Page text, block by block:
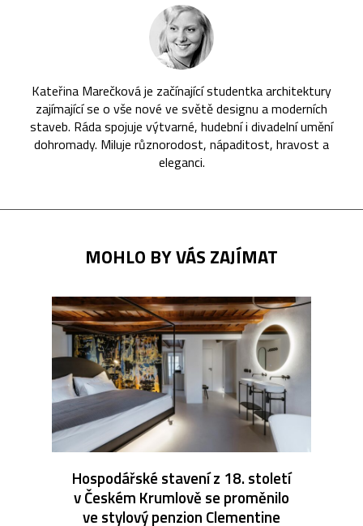
Kateřina Marečková je začínající studentka architektury
zajímající se o vše nové ve světě designu a moderních
staveb. Ráda spojuje výtvarné, hudební i divadelní umění
dohromady. Miluje různorodost, nápaditost, hravost a
eleganci.
MOHLO BY VÁS ZAJÍMAT
Hospodářské stavení z 18. století
v Českém Krumlově se proměnilo
ve stylový penzion Clementine